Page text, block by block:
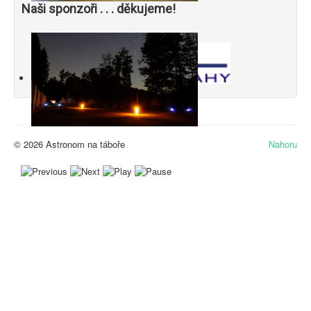
Naši sponzoři . . . děkujeme!
Nahoru
© 2026 Astronom na táboře